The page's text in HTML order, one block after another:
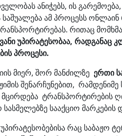
ანიჭებს, ის
საშუალება ამ პროცესს
რითაც
უპირატესობაა,
პროცესი.
მიერ, შორ მანძილზე ერთი
შენარჩუნებით,
ტრანსპორტირების
სააქციო მარკების
რაც საბაჟო